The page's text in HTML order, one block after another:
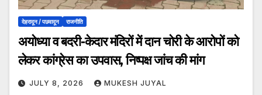
देहरादून / पछवादून राजनीति
अयोध्या व बदरी-केदार मंदिरों में दान चोरी के आरोपों को
लेकर कांग्रेस का उपवास, निष्पक्ष जांच की मांग
JULY 8, 2026 MUKESH JUYAL